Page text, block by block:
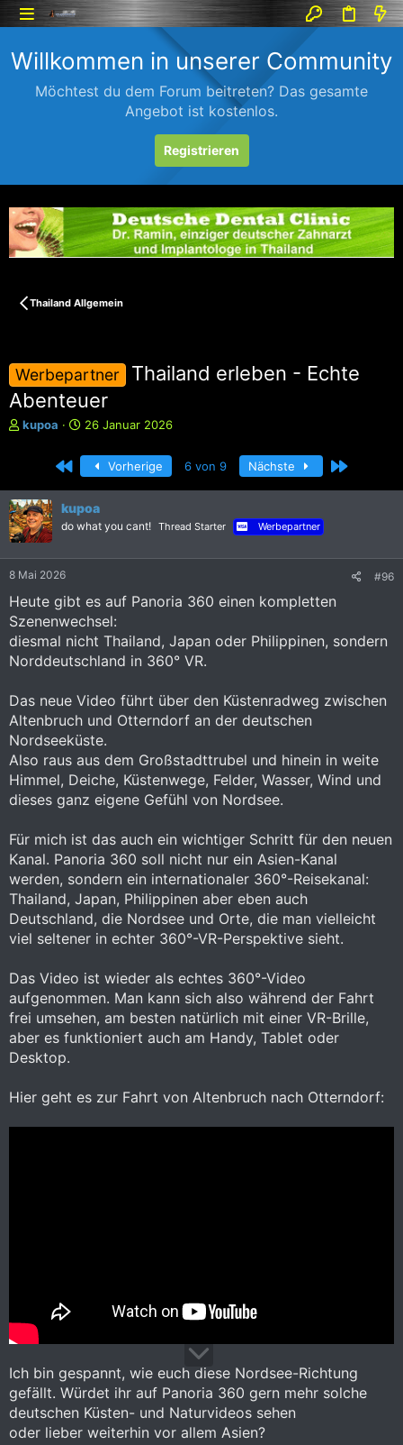
Willkommen in unserer Community
Möchtest du dem Forum beitreten? Das gesamte
Angebot ist kostenlos.
Registrieren
Thailand Allgemein
Werbepartner
Thailand erleben - Echte
Abenteuer
E
e
l
l
e
kupoa
E
s
e
l
l
26 Januar 2026
Erste Vorherige 6 von 9 Nächste Letzte
kupoa
do what you cant! Thread Starter Werbepartner
8 Mai 2026 #96
Heute gibt es auf Panoria 360 einen kompletten
Szenenwechsel:
diesmal nicht Thailand, Japan oder Philippinen, sondern
Norddeutschland in 360° VR.
Das neue Video führt über den Küstenradweg zwischen
Altenbruch und Otterndorf an der deutschen
Nordseeküste.
Also raus aus dem Großstadttrubel und hinein in weite
Himmel, Deiche, Küstenwege, Felder, Wasser, Wind und
dieses ganz eigene Gefühl von Nordsee.
Für mich ist das auch ein wichtiger Schritt für den neuen
Kanal. Panoria 360 soll nicht nur ein Asien-Kanal
werden, sondern ein internationaler 360°-Reisekanal:
Thailand, Japan, Philippinen aber eben auch
Deutschland, die Nordsee und Orte, die man vielleicht
viel seltener in echter 360°-VR-Perspektive sieht.
Das Video ist wieder als echtes 360°-Video
aufgenommen. Man kann sich also während der Fahrt
frei umsehen, am besten natürlich mit einer VR-Brille,
aber es funktioniert auch am Handy, Tablet oder
Desktop.
Hier geht es zur Fahrt von Altenbruch nach Otterndorf:
Ich bin gespannt, wie euch diese Nordsee-Richtung
gefällt. Würdet ihr auf Panoria 360 gern mehr solche
deutschen Küsten- und Naturvideos sehen
oder lieber weiterhin vor allem Asien?